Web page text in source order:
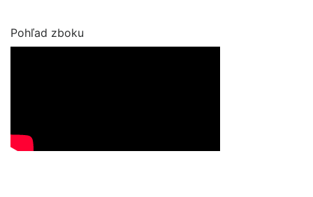
Pohľad zboku